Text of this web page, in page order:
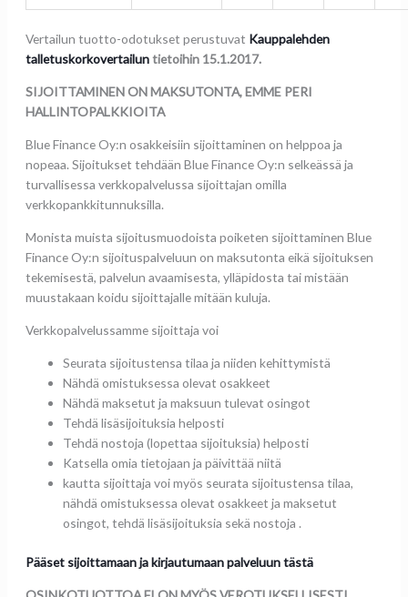
Vertailun tuotto-odotukset perustuvat Kauppalehden
talletuskorkovertailuntietoihin 15.1.2017.
SIJOITTAMINEN ON MAKSUTONTA, EMME PERI
HALLINTOPALKKIOITA
Blue Finance Oy:n osakkeisiin sijoittaminen on helppoa ja
nopeaa. Sijoitukset tehdään Blue Finance Oy:n selkeässä ja
turvallisessa verkkopalvelussa sijoittajan omilla
verkkopankkitunnuksilla.
Monista muista sijoitusmuodoista poiketen sijoittaminen Blue
Finance Oy:n sijoituspalveluun on maksutonta eikä sijoituksen
tekemisestä, palvelun avaamisesta, ylläpidosta tai mistään
muustakaan koidu sijoittajalle mitään kuluja.
Verkkopalvelussamme sijoittaja voi
Seurata sijoitustensa tilaa ja niiden kehittymistä
Nähdä omistuksessa olevat osakkeet
Nähdä maksetut ja maksuun tulevat osingot
Tehdä lisäsijoituksia helposti
Tehdä nostoja (lopettaa sijoituksia) helposti
Katsella omia tietojaan ja päivittää niitä
kautta sijoittaja voi myös seurata sijoitustensa tilaa,
nähdä omistuksessa olevat osakkeet ja maksetut
osingot, tehdä lisäsijoituksia sekä nostoja .
Pääset sijoittamaan ja kirjautumaan palveluun tästä